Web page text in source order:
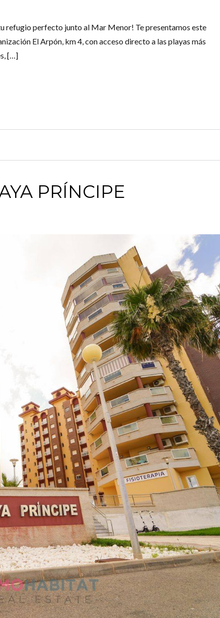
refugio perfecto junto al Mar Menor! Te presentamos este
El Arpón, km 4, con acceso directo a las playas más
[…]
PRÍNCIPE